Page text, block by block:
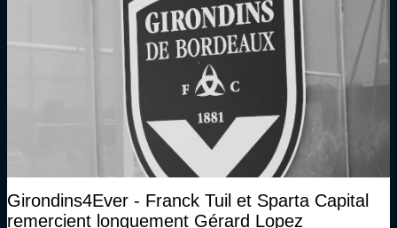
Girondins4Ever - Franck Tuil et Sparta Capital
remercient longuement Gérard Lopez